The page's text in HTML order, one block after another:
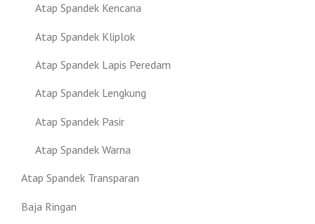
Atap Spandek Kencana
Atap Spandek Kliplok
Atap Spandek Lapis Peredam
Atap Spandek Lengkung
Atap Spandek Pasir
Atap Spandek Warna
Atap Spandek Transparan
Baja Ringan